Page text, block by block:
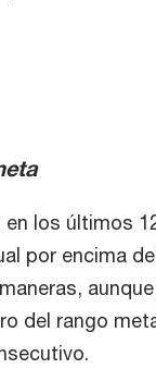
los últimos
por encima
del rango